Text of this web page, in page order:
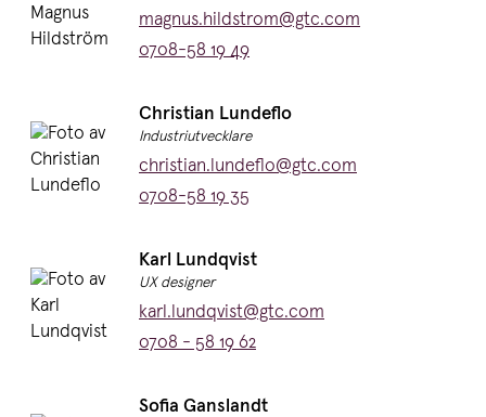
E-post:
magnus.hildstrom@gtc.com
Telefon:
0708-58 19 49
Namn:
Christian Lundeflo
Titel:
Industriutvecklare
E-post:
christian.lundeflo@gtc.com
Telefon:
0708-58 19 35
Namn:
Karl Lundqvist
Titel:
UX designer
E-post:
karl.lundqvist@gtc.com
Telefon:
0708 - 58 19 62
Namn:
Sofia Ganslandt